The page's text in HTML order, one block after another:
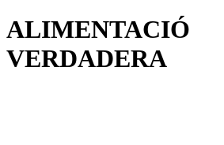
ALIMENTACIÓ
VERDADERA